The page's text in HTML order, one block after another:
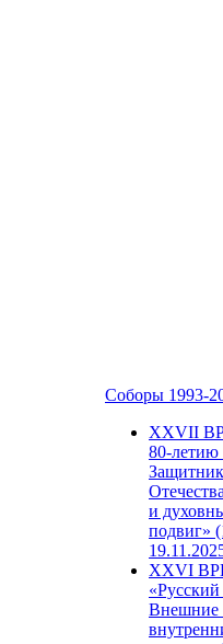
Соборы 1993-
ХХVII
80-
и
подвиг»
XXVI
Внешние